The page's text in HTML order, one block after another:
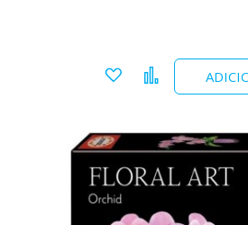
Adicionar aComparar